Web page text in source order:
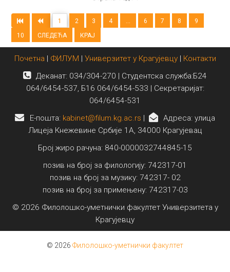
1 2 3 4 ... 6 7 8
9
10
СЛЕДЕЋА КРАЈ
Почетна | ФИЛУМ | Универзитет у Крагујевцу| Контакти
Деканат: 034/304-270 | Студентска служба:Б24
064/6454-537, Б16 064/6454-533 | Секретаријат:
064/6454-531
E-пошта: kabinet@filum.kg.ac.rs |
Адреса: улица
Лицеја Кнежевине Србије 1А, 34000 Крагујевац
Број жиро рачуна: 840-0000032744845-15
позив на број за филологију: 742317-01
позив на број за музику: 742317- 02
позив на број за примењену: 742317-03
© 2026 Филолошко-уметнички факултет Универзитета у
Крагујевцу
© 2026 Филолошко-уметнички факултет